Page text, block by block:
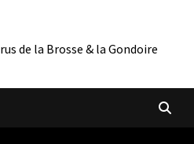
de la Brosse & la Gondoire